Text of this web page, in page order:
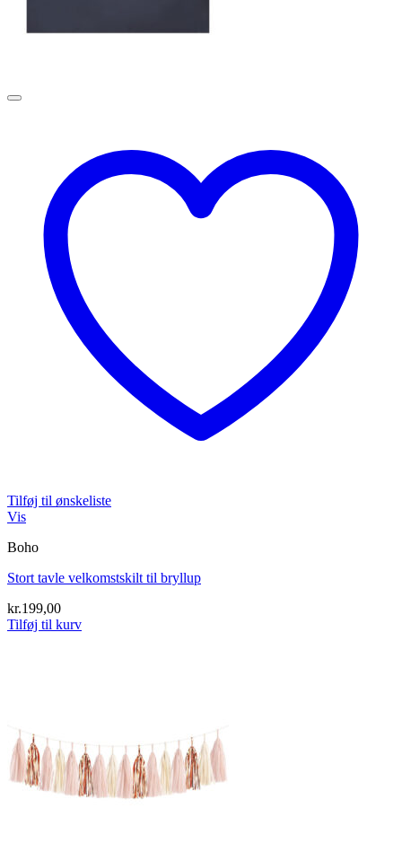
Tilføj til ønskeliste
Vis
Boho
Stort tavle velkomstskilt til bryllup
kr.199,00
Tilføj til kurv